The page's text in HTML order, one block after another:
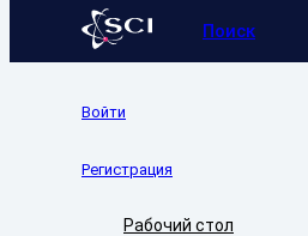
Поиск
Войти
Регистрация
Рабочий стол